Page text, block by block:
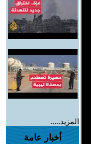
المزيد.....
أخبار عامة